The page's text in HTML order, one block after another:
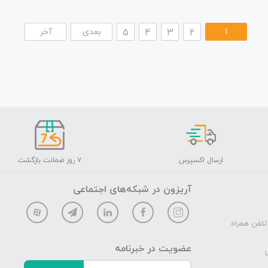
1
2
3
4
5 بعدی آخر
ارسال اکسپرس ۷ روز ضمانت بازگشت
همراه
آریزون در شبکه‌های اجتماعی
عضویت در خبرنامه